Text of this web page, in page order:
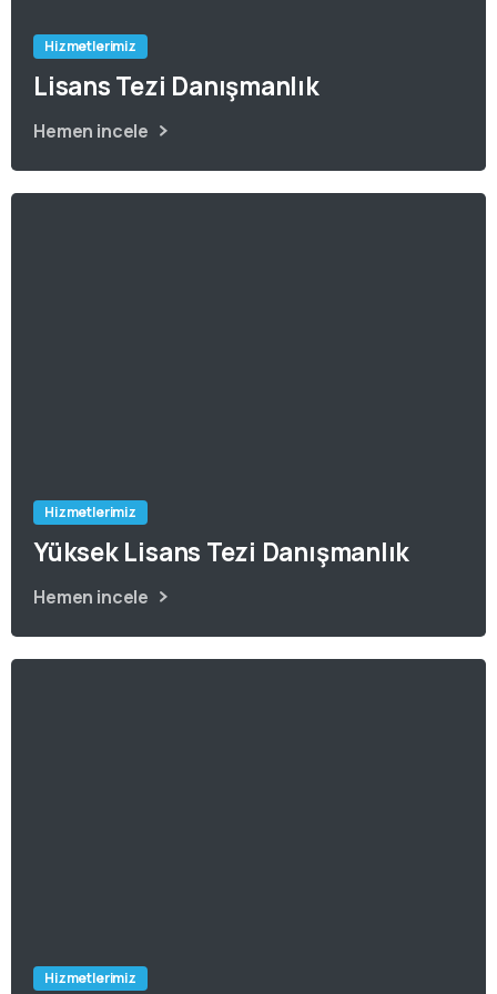
Hizmetlerimiz
Lisans Tezi Danışmanlık
Hemen incele
Hizmetlerimiz
Yüksek Lisans Tezi Danışmanlık
Hemen incele
Hizmetlerimiz